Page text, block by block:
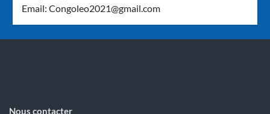
Email:Congoleo2021@gmail.com
Nous contacter